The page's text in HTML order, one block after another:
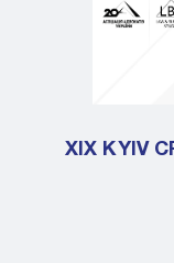
XIX KYIV